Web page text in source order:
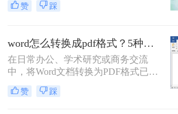
Word文件转换成PDF文件。那么电脑
法，帮助你快速将电脑上的Word文件
转换成PDF格式。
赞 踩
word怎么转换成pdf格式？5种高效方法详解与场景应用！
在日常办公、学术研究或商务交流
中，将Word文档转换为PDF格式已成
为一项不可或缺的技能。
PDF（Portable Document Format）以
赞 踩